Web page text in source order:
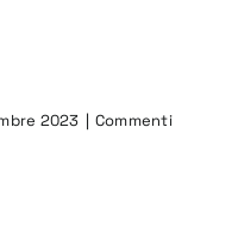
2023 | Commenti